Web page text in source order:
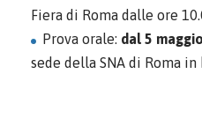
Fiera di Roma dalle ore
Prova orale: dal 5
sede della SNA di Roma